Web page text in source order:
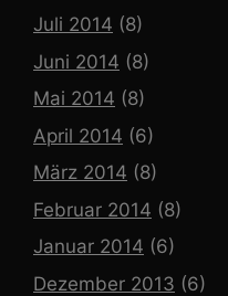
Juli 2014 (8)
Juni 2014 (8)
Mai 2014 (8)
April 2014 (6)
März 2014 (8)
Februar 2014 (8)
Januar 2014 (6)
Dezember 2013 (6)